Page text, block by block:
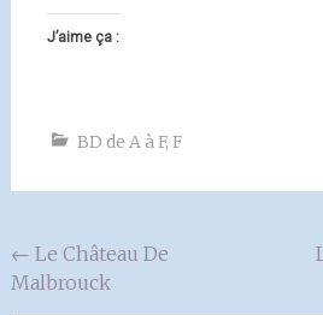
J’aime ça :
BD de A à F, F
Navigation
de
← Le Château De
Malbrouck